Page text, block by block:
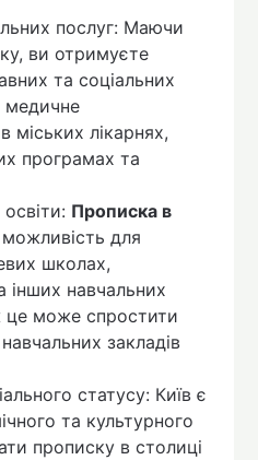
послуг: Маючи
ви отримуєте
та соціальних
медичне
міських лікарнях,
програмах та
Прописка в
можливість для
школах,
інших навчальних
це може спростити
закладів
статусу: Київ є
та культурного
прописку в столиці